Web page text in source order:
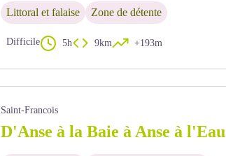
Littoral et falaise Zone de détente
Difficile 5h 9km +193m
Saint-Francois
D'Anse à la Baie à Anse à l'Eau